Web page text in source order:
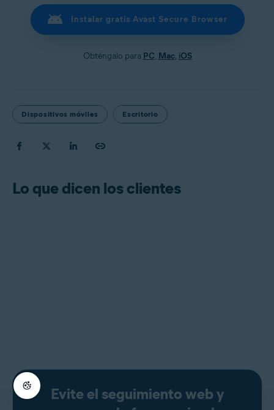
Instalar gratis Avast Secure Browser
Obténgalo para PC, Mac, iOS
Dispositivos móviles Escritorio
Lo que dicen los clientes
Evite el seguimiento web y